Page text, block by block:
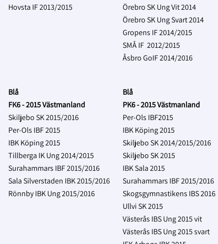
Hovsta IF 2013/2015
Örebro SK Ung Vit 2014
Örebro SK Ung Svart 2014
Gropens IF 2014/2015
SMÅ IF 2012/2015
Åsbro GoIF 2014/2016
Blå
Blå
FK6 - 2015 Västmanland
PK6 - 2015 Västmanland
Skiljebo SK 2015/2016
Per-Ols IBF2015
Per-Ols IBF 2015
IBK Köping 2015
IBK Köping 2015
Skiljebo SK 2014/2015/2016
Tillberga IK Ung 2014/2015
Skiljebo SK 2015
Surahammars IBF 2015/2016
IBK Sala 2015
Sala Silverstaden IBK 2015/2016
Surahammars IBF 2015/2016
Rönnby IBK Ung 2015/2016
Skogsgymnastikens IBS 2016
Ullvi SK 2015
Västerås IBS Ung 2015 vit
Västerås IBS Ung 2015 svart